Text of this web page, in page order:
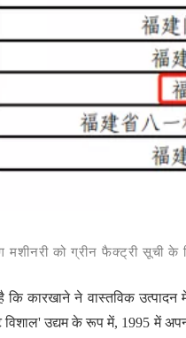
को ग्रीन फैक्ट्री सूची के
कारखाने ने वास्तविक
विशाल' उद्यम के रूप में, 1995 में